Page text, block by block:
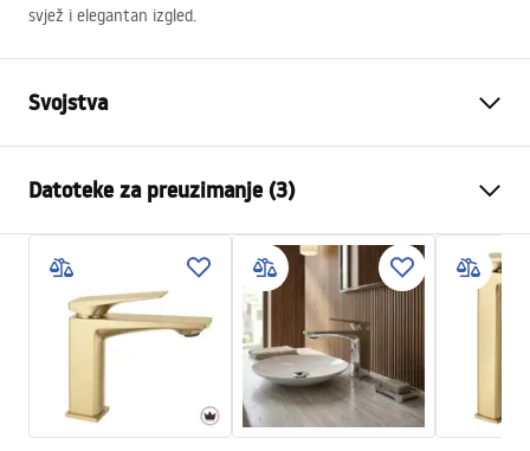
svjež i elegantan izgled.
Svojstva
Način montaže
Stojeća
Boja
Krom
Vrsta izljevne cijevi
Fiksna
Materijal
110mm
150mm
Tehnologija premazivanja
Chrome plating
Datoteke za preuzimanje (3)
Jamstveni uvjeti
Warranty_Terms_and_Conditions_Faucets_-_5.pdf
faucet.pdf